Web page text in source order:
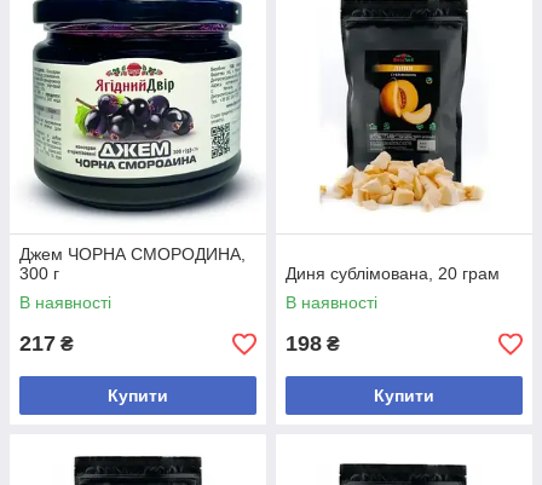
Джем ЧОРНА СМОРОДИНА,
300 г
В наявності
217 ₴
Купити
Диня сублімована, 20 грам
В наявності
198 ₴
Купити